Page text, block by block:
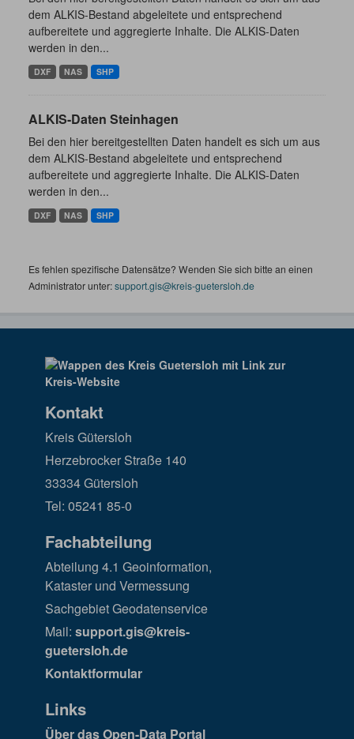
dem ALKIS-Bestand abgeleitete und entsprechend
aufbereitete und aggregierte Inhalte. Die ALKIS-Daten
werden in den...
DXF NAS SHP
ALKIS-Daten Steinhagen
Bei den hier bereitgestellten Daten handelt es sich um aus
dem ALKIS-Bestand abgeleitete und entsprechend
aufbereitete und aggregierte Inhalte. Die ALKIS-Daten
werden in den...
DXF NAS SHP
Es fehlen spezifische Datensätze? Wenden Sie sich bitte an einen
Administrator unter:support.gis@kreis-guetersloh.de
Kontakt
Kreis Gütersloh
Herzebrocker Straße 140
33334 Gütersloh
Tel: 05241 85-0
Fachabteilung
Abteilung 4.1 Geoinformation,
Kataster und Vermessung
Sachgebiet Geodatenservice
Mail: support.gis@kreis-
guetersloh.de
Kontaktformular
Links
Über das Open-Data Portal